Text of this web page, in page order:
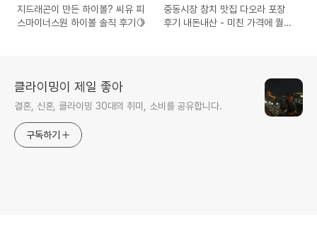
지드래곤이 만든 하이볼? 씨유 피
스마이너스원 하이볼 솔직 후기🍋
중동시장 참치 맛집 다오라 포장
후기 내돈내산 - 미친 가격에 퀄리
클라이밍이 제일 좋아
결혼, 신혼, 클라이밍 30대의 취미, 소비를 공유합니다.
구독하기